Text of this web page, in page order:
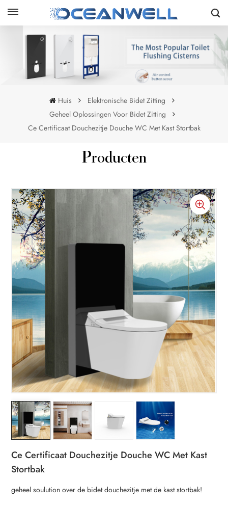
Huis
Elektronische Bidet Zitting
Geheel Oplossingen Voor Bidet Zitting
Ce Certificaat Douchezitje Douche WC Met Kast Stortbak
Producten
Ce Certificaat Douchezitje Douche WC Met Kast
Stortbak
geheel soulution over de bidet douchezitje met de kast stortbak!